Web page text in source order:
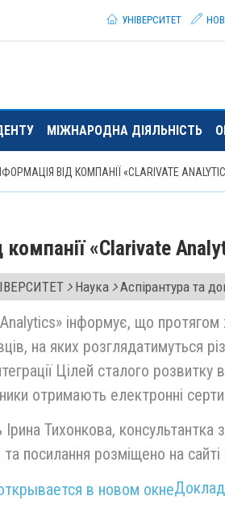
УНІВЕРСИТЕТ
МІЖНАРОДНА ДІЯЛЬНІСТЬ
ВІД КОМПАНІЇ «CLARIVATE
компанії «Clarivate
Наука Аспірантура та
інформує, що
на яких розглядатимуться
Цілей сталого розвитку
отримають електронні
Тихонкова, консультантка
посилання розміщено на сайті